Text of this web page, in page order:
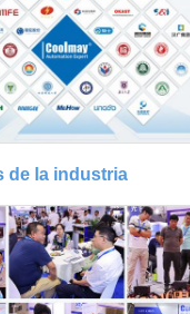
de la industria